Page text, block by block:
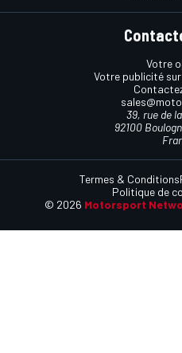
Votre
Votre publicité
39, rue de
92100
© 2026 Motorsport
Termes & Conditions
Politique de